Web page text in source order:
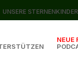
UNSERE STERNENKINDER
NEUE